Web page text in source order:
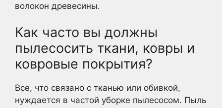
волокон древесины.
Как часто вы должны
пылесосить ткани, ковры и
ковровые покрытия?
Все, что связано с тканью или обивкой,
нуждается в частой уборке пылесосом. Пыль